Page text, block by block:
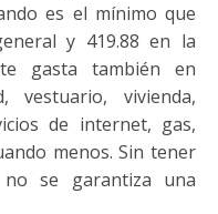
es el mínimo que
y 419.88 en la
gasta también en
vestuario, vivienda,
de internet, gas,
menos. Sin tener
no se garantiza una